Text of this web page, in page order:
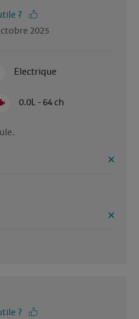
?
2025
Electrique
0.0L - 64 ch
?